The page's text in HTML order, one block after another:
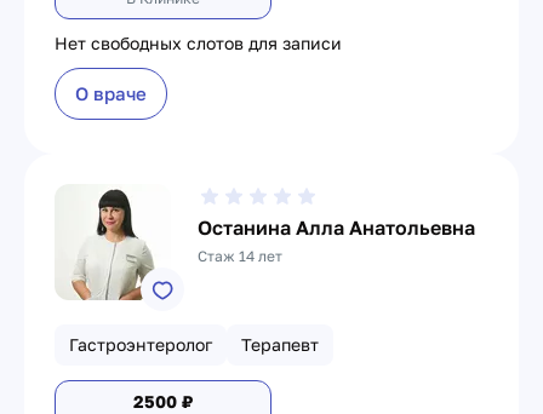
Нет свободных слотов для записи
О враче
Останина Алла Анатольевна
Стаж 14 лет
Гастроэнтеролог Терапевт
2500 ₽